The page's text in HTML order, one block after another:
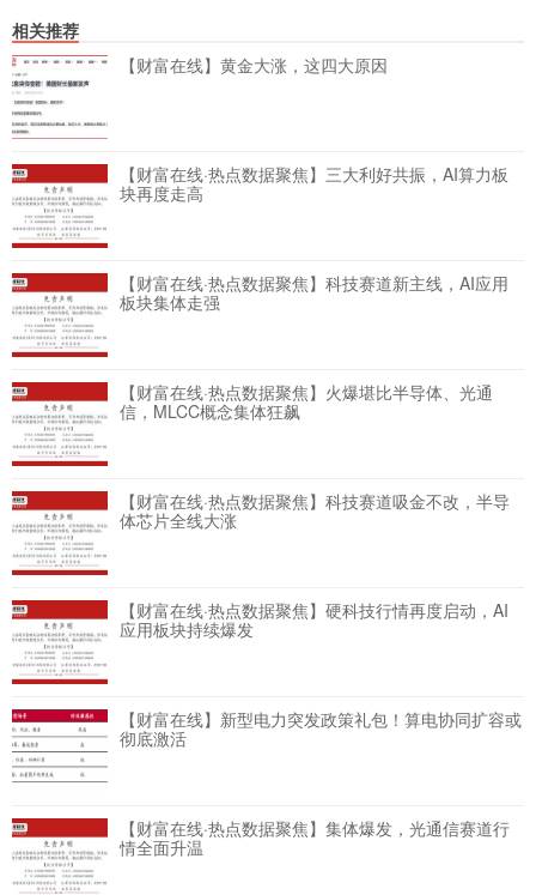
相关推荐
【财富在线】黄金大涨，这四大原因
【财富在线·热点数据聚焦】三大利好共振，AI算力板
块再度走高
【财富在线·热点数据聚焦】科技赛道新主线，AI应用
板块集体走强
【财富在线·热点数据聚焦】火爆堪比半导体、光通
信，MLCC概念集体狂飙
【财富在线·热点数据聚焦】科技赛道吸金不改，半导
体芯片全线大涨
【财富在线·热点数据聚焦】硬科技行情再度启动，AI
应用板块持续爆发
【财富在线】新型电力突发政策礼包！算电协同扩容或
彻底激活
【财富在线·热点数据聚焦】集体爆发，光通信赛道行
情全面升温